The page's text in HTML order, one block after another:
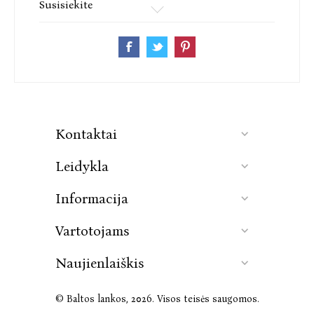
klientų sąrašą įeina Elle Macpherson, Rosie
Susisiekite
Kontaktai
Leidykla
Informacija
Vartotojams
Naujienlaiškis
© Baltos lankos, 2026. Visos teisės saugomos.